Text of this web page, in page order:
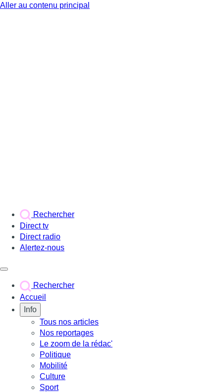
Aller au contenu principal
Rechercher
Direct tv
Direct radio
Alertez-nous
Rechercher
Accueil
Info
Tous nos articles
Nos reportages
Le zoom de la rédac'
Politique
Mobilité
Culture
Sport